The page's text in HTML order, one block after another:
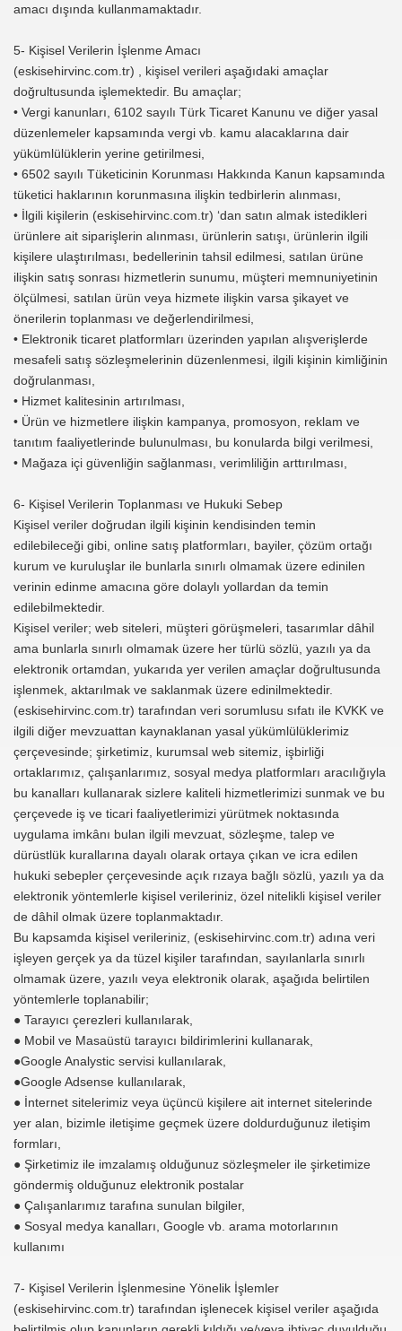
amacı dışında kullanmamaktadır.
5- Kişisel Verilerin İşlenme Amacı
(eskisehirvinc.com.tr) , kişisel verileri aşağıdaki amaçlar
doğrultusunda işlemektedir. Bu amaçlar;
• Vergi kanunları, 6102 sayılı Türk Ticaret Kanunu ve diğer yasal
düzenlemeler kapsamında vergi vb. kamu alacaklarına dair
yükümlülüklerin yerine getirilmesi,
• 6502 sayılı Tüketicinin Korunması Hakkında Kanun kapsamında
tüketici haklarının korunmasına ilişkin tedbirlerin alınması,
• İlgili kişilerin (eskisehirvinc.com.tr) ‘dan satın almak istedikleri
ürünlere ait siparişlerin alınması, ürünlerin satışı, ürünlerin ilgili
kişilere ulaştırılması, bedellerinin tahsil edilmesi, satılan ürüne
ilişkin satış sonrası hizmetlerin sunumu, müşteri memnuniyetinin
ölçülmesi, satılan ürün veya hizmete ilişkin varsa şikayet ve
önerilerin toplanması ve değerlendirilmesi,
• Elektronik ticaret platformları üzerinden yapılan alışverişlerde
mesafeli satış sözleşmelerinin düzenlenmesi, ilgili kişinin kimliğinin
doğrulanması,
• Hizmet kalitesinin artırılması,
• Ürün ve hizmetlere ilişkin kampanya, promosyon, reklam ve
tanıtım faaliyetlerinde bulunulması, bu konularda bilgi verilmesi,
• Mağaza içi güvenliğin sağlanması, verimliliğin arttırılması,
6- Kişisel Verilerin Toplanması ve Hukuki Sebep
Kişisel veriler doğrudan ilgili kişinin kendisinden temin
edilebileceği gibi, online satış platformları, bayiler, çözüm ortağı
kurum ve kuruluşlar ile bunlarla sınırlı olmamak üzere edinilen
verinin edinme amacına göre dolaylı yollardan da temin
edilebilmektedir.
Kişisel veriler; web siteleri, müşteri görüşmeleri, tasarımlar dâhil
ama bunlarla sınırlı olmamak üzere her türlü sözlü, yazılı ya da
elektronik ortamdan, yukarıda yer verilen amaçlar doğrultusunda
işlenmek, aktarılmak ve saklanmak üzere edinilmektedir.
(eskisehirvinc.com.tr) tarafından veri sorumlusu sıfatı ile KVKK ve
ilgili diğer mevzuattan kaynaklanan yasal yükümlülüklerimiz
çerçevesinde; şirketimiz, kurumsal web sitemiz, işbirliği
ortaklarımız, çalışanlarımız, sosyal medya platformları aracılığıyla
bu kanalları kullanarak sizlere kaliteli hizmetlerimizi sunmak ve bu
çerçevede iş ve ticari faaliyetlerimizi yürütmek noktasında
uygulama imkânı bulan ilgili mevzuat, sözleşme, talep ve
dürüstlük kurallarına dayalı olarak ortaya çıkan ve icra edilen
hukuki sebepler çerçevesinde açık rızaya bağlı sözlü, yazılı ya da
elektronik yöntemlerle kişisel verileriniz, özel nitelikli kişisel veriler
de dâhil olmak üzere toplanmaktadır.
Bu kapsamda kişisel verileriniz, (eskisehirvinc.com.tr) adına veri
işleyen gerçek ya da tüzel kişiler tarafından, sayılanlarla sınırlı
olmamak üzere, yazılı veya elektronik olarak, aşağıda belirtilen
yöntemlerle toplanabilir;
● Tarayıcı çerezleri kullanılarak,
● Mobil ve Masaüstü tarayıcı bildirimlerini kullanarak,
●Google Analystic servisi kullanılarak,
●Google Adsense kullanılarak,
● İnternet sitelerimiz veya üçüncü kişilere ait internet sitelerinde
yer alan, bizimle iletişime geçmek üzere doldurduğunuz iletişim
formları,
● Şirketimiz ile imzalamış olduğunuz sözleşmeler ile şirketimize
göndermiş olduğunuz elektronik postalar
● Çalışanlarımız tarafına sunulan bilgiler,
● Sosyal medya kanalları, Google vb. arama motorlarının
kullanımı
7- Kişisel Verilerin İşlenmesine Yönelik İşlemler
(eskisehirvinc.com.tr) tarafından işlenecek kişisel veriler aşağıda